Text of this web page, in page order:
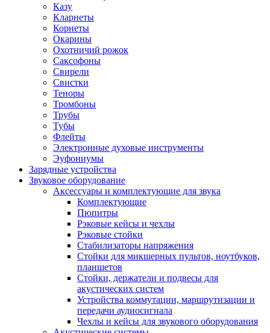
Казу
Кларнеты
Корнеты
Окарины
Охотничий рожок
Саксофоны
Свирели
Свистки
Теноры
Тромбоны
Трубы
Тубы
Флейты
Электронные духовые инструменты
Эуфониумы
Зарядные устройства
Звуковое оборудование
Аксессуары и комплектующие для звука
Комплектующие
Пюпитры
Рэковые кейсы и чехлы
Рэковые стойки
Стабилизаторы напряжения
Стойки для микшерных пультов, ноутбуков,
планшетов
Стойки, держатели и подвесы для
акустических систем
Устройства коммутации, маршрутизации и
передачи аудиосигнала
Чехлы и кейсы для звукового оборудования